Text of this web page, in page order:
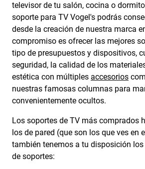
televisor de tu salón, cocina o
soporte para TV Vogel's podrás
desde la creación de nuestra marca
compromiso es ofrecer las mejores
tipo de presupuestos y dispositivos,
seguridad, la calidad de los
estética con múltiples accesorios
nuestras famosas columnas para
convenientemente ocultos.
Los soportes de TV más comprados
los de pared (que son los que ves en
también tenemos a tu disposición
de soportes: